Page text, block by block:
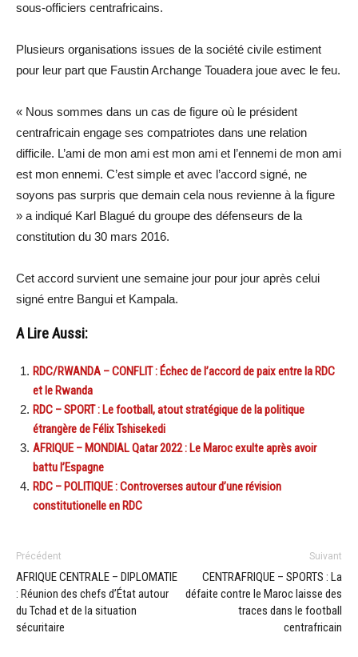
sous-officiers centrafricains.
Plusieurs organisations issues de la société civile estiment
pour leur part que Faustin Archange Touadera joue avec le feu.
« Nous sommes dans un cas de figure où le président
centrafricain engage ses compatriotes dans une relation
difficile. L’ami de mon ami est mon ami et l’ennemi de mon ami
est mon ennemi. C’est simple et avec l’accord signé, ne
soyons pas surpris que demain cela nous revienne à la figure
» a indiqué Karl Blagué du groupe des défenseurs de la
constitution du 30 mars 2016.
Cet accord survient une semaine jour pour jour après celui
signé entre Bangui et Kampala.
A Lire Aussi:
RDC/RWANDA – CONFLIT : Échec de l’accord de paix entre la RDC
et le Rwanda
RDC – SPORT : Le football, atout stratégique de la politique
étrangère de Félix Tshisekedi
AFRIQUE – MONDIAL Qatar 2022 : Le Maroc exulte après avoir
battu l’Espagne
RDC – POLITIQUE : Controverses autour d’une révision
constitutionelle en RDC
Précédent
AFRIQUE CENTRALE – DIPLOMATIE
: Réunion des chefs d’État autour
du Tchad et de la situation
sécuritaire
Suivant
CENTRAFRIQUE – SPORTS : La
défaite contre le Maroc laisse des
traces dans le football
centrafricain